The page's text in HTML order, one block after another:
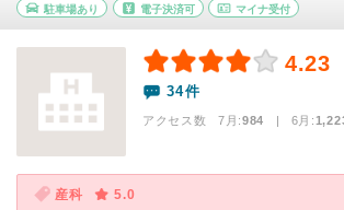
駐車場あり 電子決済可 マイナ受付
4.23
34件
アクセス数 7月:984 | 6月:
産科
5.0